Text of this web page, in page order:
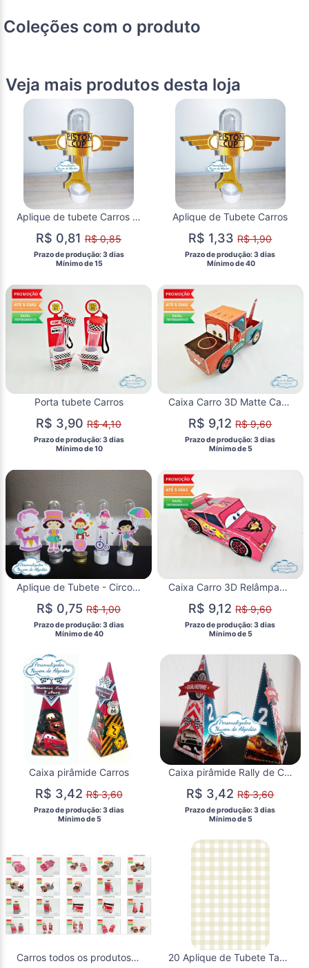
Coleções com o produto
Veja mais produtos desta loja
Aplique de tubete Carros - taça Piston Cup
R$ 0,81R$ 0,85
Prazo de produção: 3 dias
  Mínimo de 15
Aplique de Tubete Carros
R$ 1,33R$ 1,90
Prazo de produção: 3 dias
  Mínimo de 40
Porta tubete Carros
R$ 3,90R$ 4,10
Prazo de produção: 3 dias
  Mínimo de 10
Caixa Carro 3D Matte Carros
R$ 9,12R$ 9,60
Prazo de produção: 3 dias
  Mínimo de 5
Aplique de Tubete - Circo Menina
R$ 0,75R$ 1,00
Prazo de produção: 3 dias
  Mínimo de 40
Caixa Carro 3D Relâmpago Macqueen Carros
R$ 9,12R$ 9,60
Prazo de produção: 3 dias
  Mínimo de 5
Caixa pirâmide Carros
R$ 3,42R$ 3,60
Prazo de produção: 3 dias
  Mínimo de 5
Caixa pirâmide Rally de Carros
R$ 3,42R$ 3,60
Prazo de produção: 3 dias
  Mínimo de 5
Carros todos os produtos e váriedades 20 Aplique de Tubete Taça + 20 Aplique de Tubete Bomba